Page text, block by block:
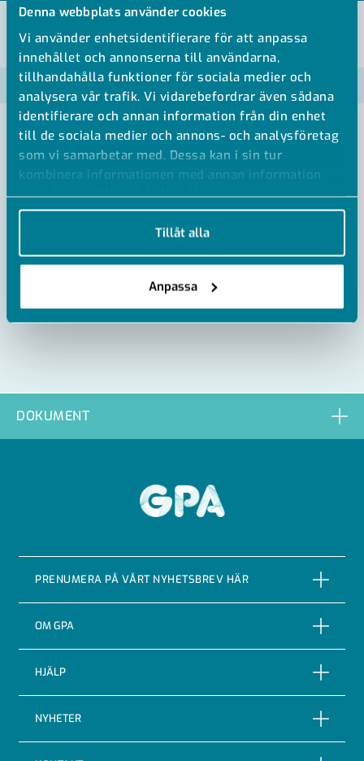
Denna webbplats använder cookies
Vi använder enhetsidentifierare för att anpassa
innehållet och annonserna till användarna,
tillhandahålla funktioner för sociala medier och
analysera vår trafik. Vi vidarebefordrar även sådana
identifierare och annan information från din enhet
till de sociala medier och annons- och analysföretag
som vi samarbetar med. Dessa kan i sin tur
kombinera informationen med annan information
som du har tillhandahållit eller som de har samlat in
när du har använt deras tjänster.
Tillåt alla
Anpassa
VISA ALLA MÅTT +
Artikelnummer RSK
MU-132832
DOKUMENT
PRENUMERA PÅ VÅRT NYHETSBREV HÄR
OM GPA
Om företaget
Vår Historia
HJÄLP
Reklamationer
Returer
NYHETER